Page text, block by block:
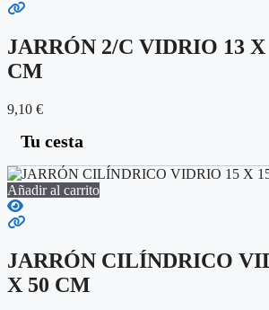
JARRÓN 2/C VIDRIO 13 X
CM
9,10 €
Tu cesta
Añadir al carrito
JARRÓN CILÍNDRICO
X 50 CM